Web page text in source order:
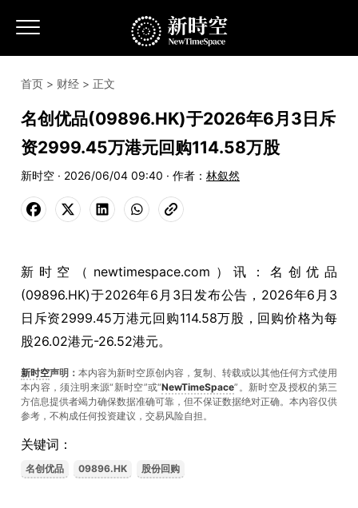
首页 > 财经 > 正文
名创优品(09896.HK)于2026年6月3日斥
资2999.45万港元回购114.58万股
新时空 · 2026/06/04 09:40 · 作者： 林叙然
新时空（newtimespace.com）讯：名创优品
(09896.HK)于2026年6月3日发布公告，2026年6月3
日斥资2999.45万港元回购114.58万股，回购价格为每
股26.02港元-26.52港元。
新时空声明： 本内容为新时空原创内容，复制、转载或以其他任何方式使用
本内容，须注明来源“新时空”或“NewTimeSpace”。新时空及授权的第三
方信息提供者竭力确保数据准确可靠，但不保证数据绝对正确。本內容仅供
参考，不构成任何投资建议，交易风险自担。
关键词：
名创优品 09896.HK 股份回购